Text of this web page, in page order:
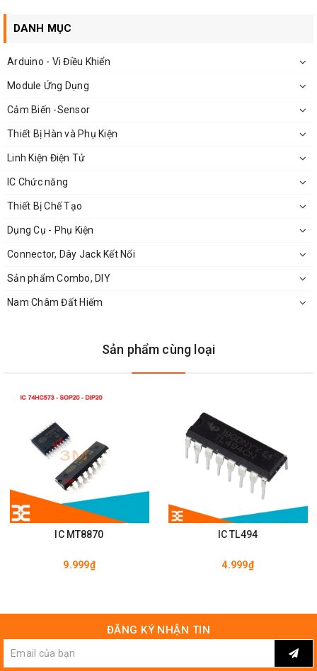
DANH MỤC
Arduino - Vi Điều Khiển
Module Ứng Dụng
Cảm Biến -Sensor
Thiết Bị Hàn và Phụ Kiện
Linh Kiện Điện Tử
IC Chức năng
Thiết Bị Chế Tạo
Dụng Cụ - Phụ Kiện
Connector, Dây Jack Kết Nối
Sản phẩm Combo, DIY
Nam Châm Đất Hiếm
Sản phẩm cùng loại
IC MT8870
9.999₫
IC TL494
4.999₫
ĐĂNG KÝ NHẬN TIN